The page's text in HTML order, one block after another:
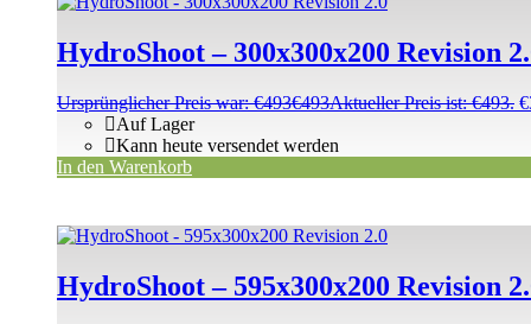
HydroShoot – 300x300x200 Revision
Ursprünglicher Preis war: €493€493Aktueller Preis ist: €493. €
Auf Lager
Kann heute versendet werden
In den Warenkorb
HydroShoot – 595x300x200 Revision